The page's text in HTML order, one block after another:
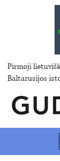
Pirmoji
Baltarusijos